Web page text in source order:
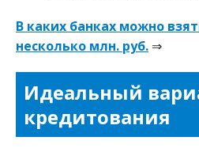
В каких банках можно
несколько млн. руб. ⇒
Идеальный
кредитования